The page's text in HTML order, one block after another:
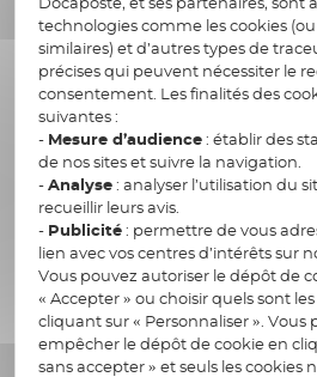
contenu n’a pas été altéré
Ce mécanisme permet
de la facture (personne
juridiquement les
aux exigences réglementaires.
En effet, ce processus de
l'intégrité du document
authentifie sans équivoque
facture électronique et
consentement.
L’émission d’un certificat
l’intermédiaire d’une
technologies comme les cookies
similaires) et d’autres types de
précises qui peuvent nécessiter le
consentement. Les finalités des
suivantes :
- Mesure d’audience: établir des
de nos sites et suivre la navigation.
-Analyse: analyser l’utilisation du
recueillir leurs avis.
- Publicité: permettre de vous
lien avec vos centres d’intérêts sur
Vous pouvez autoriser le dépôt de
« Accepter » ou choisir quels sont
cliquant sur « Personnaliser ».
empêcher le dépôt de cookie en
sans accepter » et seuls les cookies